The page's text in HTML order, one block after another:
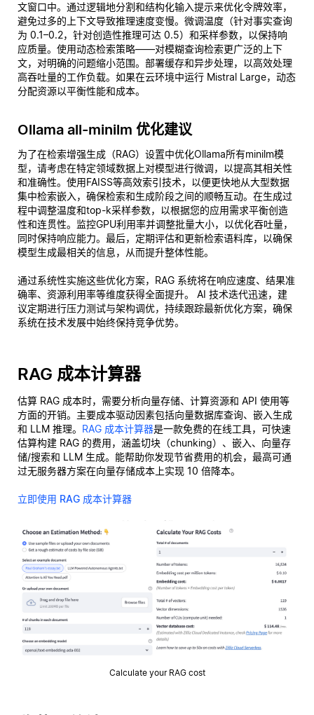
文窗口中。通过逻辑地分割和结构化输入提示来优化令牌效率，
避免过多的上下文导致推理速度变慢。微调温度（针对事实查询
为 0.1–0.2，针对创造性推理可达 0.5）和采样参数，以保持响
应质量。使用动态检索策略——对模糊查询检索更广泛的上下
文，对明确的问题缩小范围。部署缓存和异步处理，以高效处理
高吞吐量的工作负载。如果在云环境中运行 Mistral Large，动态
分配资源以平衡性能和成本。
Ollama all-minilm 优化建议
为了在检索增强生成（RAG）设置中优化Ollama所有minilm模
型，请考虑在特定领域数据上对模型进行微调，以提高其相关性
和准确性。使用FAISS等高效索引技术，以便更快地从大型数据
集中检索嵌入，确保检索和生成阶段之间的顺畅互动。在生成过
程中调整温度和top-k采样参数，以根据您的应用需求平衡创造
性和连贯性。监控GPU利用率并调整批量大小，以优化吞吐量，
同时保持响应能力。最后，定期评估和更新检索语料库，以确保
模型生成最相关的信息，从而提升整体性能。
通过系统性实施这些优化方案，RAG 系统将在响应速度、结果准
确率、资源利用率等维度获得全面提升。 AI 技术迭代迅速，建
议定期进行压力测试与架构调优，持续跟踪最新优化方案，确保
系统在技术发展中始终保持竞争优势。
RAG 成本计算器
估算 RAG 成本时，需要分析向量存储、计算资源和 API 使用等
方面的开销。主要成本驱动因素包括向量数据库查询、嵌入生成
和 LLM 推理。 RAG 成本计算器是一款免费的在线工具，可快速
估算构建 RAG 的费用，涵盖切块（chunking）、嵌入、向量存
储/搜索和 LLM 生成。能帮助你发现节省费用的机会，最高可通
过无服务器方案在向量存储成本上实现 10 倍降本。
立即使用 RAG 成本计算器
Calculate your RAG cost